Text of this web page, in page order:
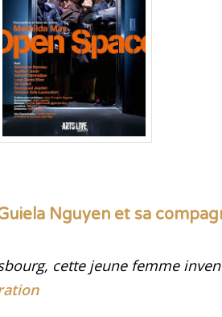
Nguyen et sa
cette jeune femme